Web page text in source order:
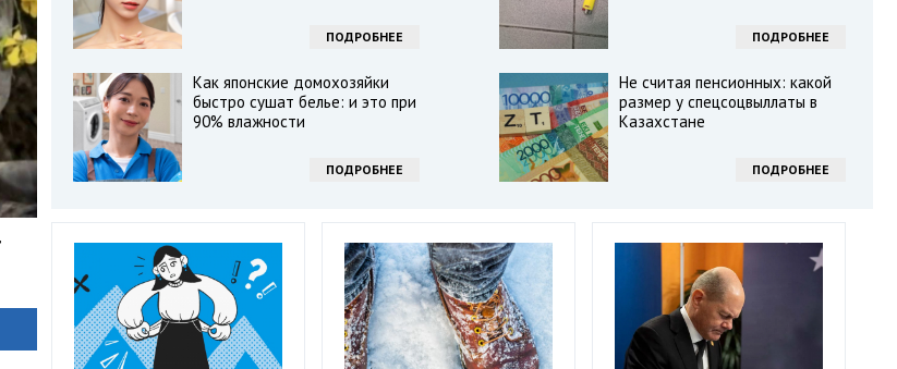
ПОДРОБНЕЕ ПОДРОБНЕЕ
Как японские домохозяйки
быстро сушат белье: и это при
90% влажности
ПОДРОБНЕЕ
Не считая пенсионных: какой
размер у спецсоцвыллаты в
Казахстане
ПОДРОБНЕЕ